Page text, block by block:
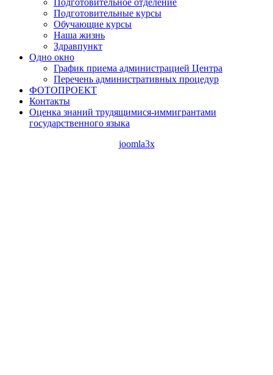
Подготовительное отделение
Подготовительные курсы
Обучающие курсы
Наша жизнь
Здравпункт
Одно окно
График приема администрацией Центра
Перечень административных процедур
ФОТОПРОЕКТ
Контакты
Оценка знаний трудящимися-иммигрантами
государственного языка
joomla3x